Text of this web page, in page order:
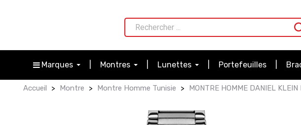
Marques Montres Lunettes Portefeuilles
Accueil Montre Montre Homme Tunisie MONTRE HOMME DANIEL KLEIN